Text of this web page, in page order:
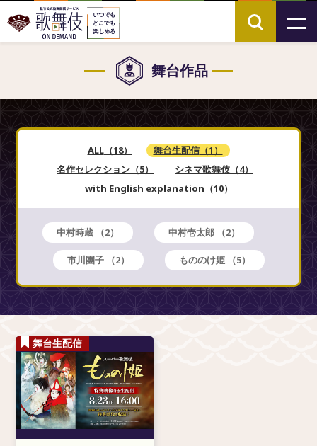
舞台作品
ALL（18） 舞台生配信（1）
名作セレクション （5） シネマ歌舞伎 （4）
with English explanation （10）
中村時蔵 （2） 中村壱太郎 （2）
市川團子 （2） もののけ姫 （5）
舞台生配信